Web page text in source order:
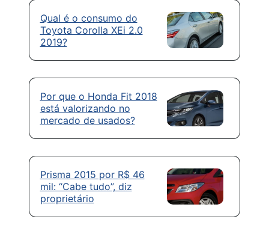
Qual é o consumo do
Toyota Corolla XEi 2.0
2019?
Por que o Honda Fit 2018
está valorizando no
mercado de usados?
Prisma 2015 por R$ 46
mil: “Cabe tudo”, diz
proprietário